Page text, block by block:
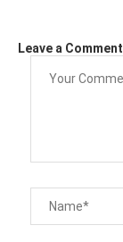
Leave a Comment